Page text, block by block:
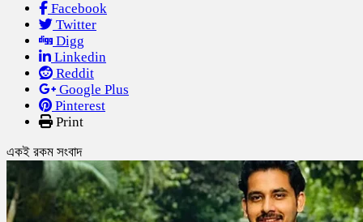
Facebook
Twitter
Digg
Linkedin
Reddit
Google Plus
Pinterest
Print
একই রকম সংবাদ